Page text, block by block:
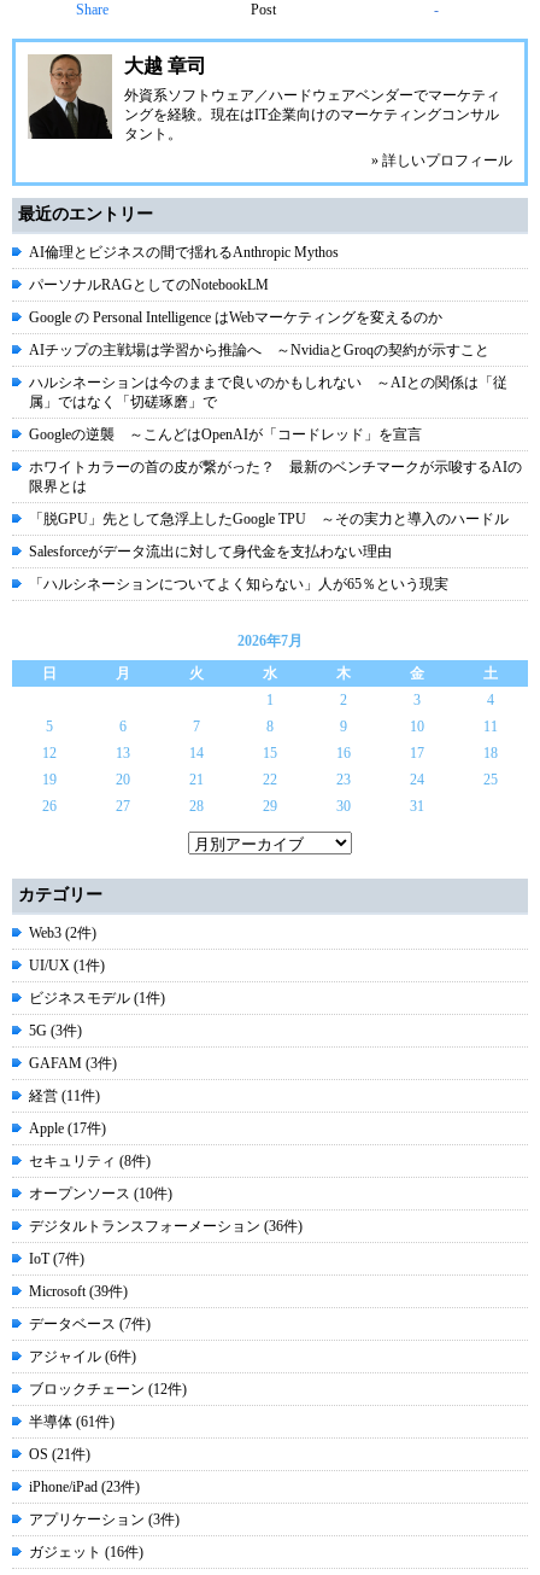
Share Post -
大越 章司
外資系ソフトウェア／ハードウェアベンダーでマーケティ
ングを経験。現在はIT企業向けのマーケティングコンサル
タント。
» 詳しいプロフィール
最近のエントリー
AI倫理とビジネスの間で揺れるAnthropic Mythos
パーソナルRAGとしてのNotebookLM
Google の Personal Intelligence はWebマーケティングを変えるのか
AIチップの主戦場は学習から推論へ ～NvidiaとGroqの契約が示すこと
ハルシネーションは今のままで良いのかもしれない ～AIとの関係は「従
属」ではなく「切磋琢磨」で
Googleの逆襲 ～こんどはOpenAIが「コードレッド」を宣言
ホワイトカラーの首の皮が繋がった？ 最新のベンチマークが示唆するAIの
限界とは
「脱GPU」先として急浮上したGoogle TPU ～その実力と導入のハードル
Salesforceがデータ流出に対して身代金を支払わない理由
「ハルシネーションについてよく知らない」人が65％という現実
2026年7月
日
月 火 水 木 金
土
1
2 3
4
5
6 7 8 9 10
11
12
13 14 15 16 17
18
19
20 21 22 23 24
25
26
27 28 29 30 31
カテゴリー
Web3 (2件)
UI/UX (1件)
ビジネスモデル (1件)
5G (3件)
GAFAM (3件)
経営 (11件)
Apple (17件)
セキュリティ (8件)
オープンソース (10件)
デジタルトランスフォーメーション (36件)
IoT (7件)
Microsoft (39件)
データベース (7件)
アジャイル (6件)
ブロックチェーン (12件)
半導体 (61件)
OS (21件)
iPhone/iPad (23件)
アプリケーション (3件)
ガジェット (16件)